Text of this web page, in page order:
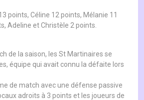
points, Céline 12 points, Mélanie 11
Adeline et Christèle 2 points.
de la saison, les St Martinaires se
équipe qui avait connu la défaite lors
de match avec une défense passive
adroits à 3 points et les joueurs de